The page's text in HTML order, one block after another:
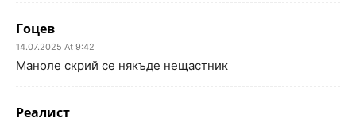
Гоцев
14.07.2025 At 9:42
Маноле скрий се някъде нещастник
Реалист